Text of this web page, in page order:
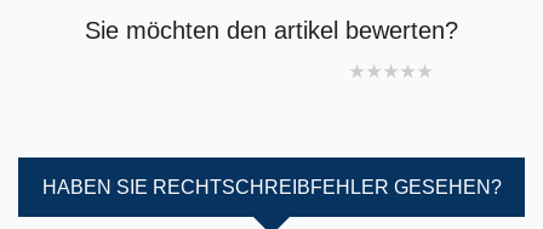
Sie möchten den artikel bewerten?
4 stars
3 stars
2 stars
1 star
HABEN SIE RECHTSCHREIBFEHLER GESEHEN?